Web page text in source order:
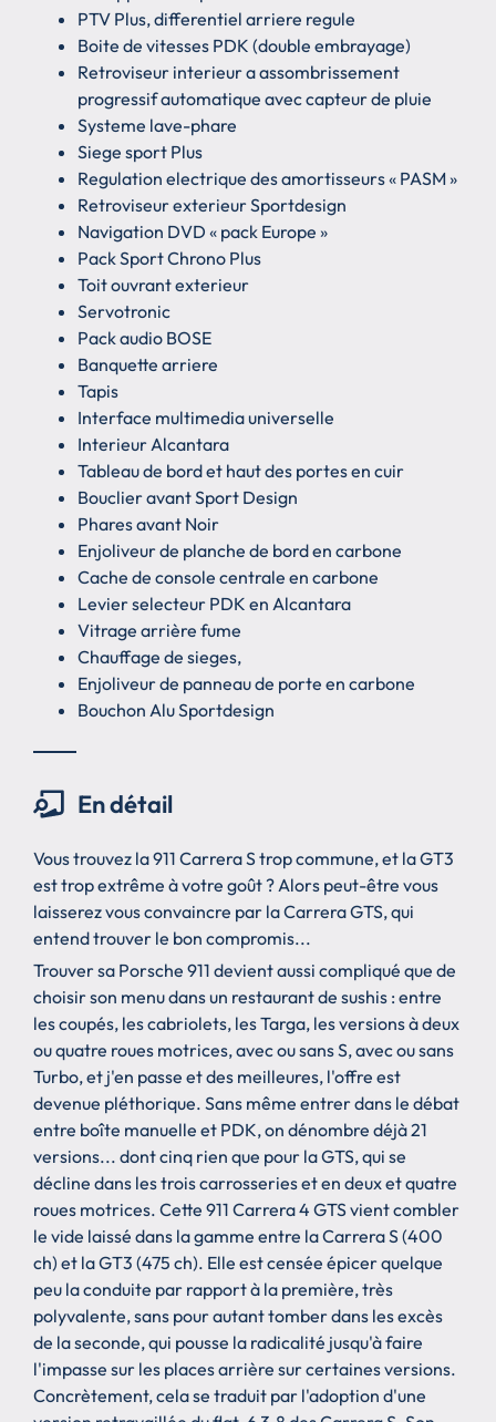
PTV Plus, differentiel arriere regule
Boite de vitesses PDK (double embrayage)
Retroviseur interieur a assombrissement
progressif automatique avec capteur de pluie
Systeme lave-phare
Siege sport Plus
Regulation electrique des amortisseurs « PASM »
Retroviseur exterieur Sportdesign
Navigation DVD « pack Europe »
Pack Sport Chrono Plus
Toit ouvrant exterieur
Servotronic
Pack audio BOSE
Banquette arriere
Tapis
Interface multimedia universelle
Interieur Alcantara
Tableau de bord et haut des portes en cuir
Bouclier avant Sport Design
Phares avant Noir
Enjoliveur de planche de bord en carbone
Cache de console centrale en carbone
Levier selecteur PDK en Alcantara
Vitrage arrière fume
Chauffage de sieges,
Enjoliveur de panneau de porte en carbone
Bouchon Alu Sportdesign
En détail
Vous trouvez la 911 Carrera S trop commune, et la GT3
est trop extrême à votre goût ? Alors peut-être vous
laisserez vous convaincre par la Carrera GTS, qui
entend trouver le bon compromis...
Trouver sa Porsche 911 devient aussi compliqué que de
choisir son menu dans un restaurant de sushis : entre
les coupés, les cabriolets, les Targa, les versions à deux
ou quatre roues motrices, avec ou sans S, avec ou sans
Turbo, et j'en passe et des meilleures, l'offre est
devenue pléthorique. Sans même entrer dans le débat
entre boîte manuelle et PDK, on dénombre déjà 21
versions... dont cinq rien que pour la GTS, qui se
décline dans les trois carrosseries et en deux et quatre
roues motrices. Cette 911 Carrera 4 GTS vient combler
le vide laissé dans la gamme entre la Carrera S (400
ch) et la GT3 (475 ch). Elle est censée épicer quelque
peu la conduite par rapport à la première, très
polyvalente, sans pour autant tomber dans les excès
de la seconde, qui pousse la radicalité jusqu'à faire
l'impasse sur les places arrière sur certaines versions.
Concrètement, cela se traduit par l'adoption d'une